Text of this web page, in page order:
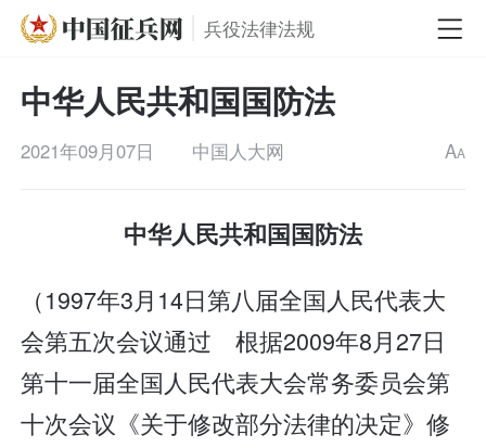
兵役法律法规
中华人民共和国国防法
2021年09月07日 中国人大网 AA
中华人民共和国国防法
（1997年3月14日第八届全国人民代表大
会第五次会议通过 根据2009年8月27日
第十一届全国人民代表大会常务委员会第
十次会议《关于修改部分法律的决定》修